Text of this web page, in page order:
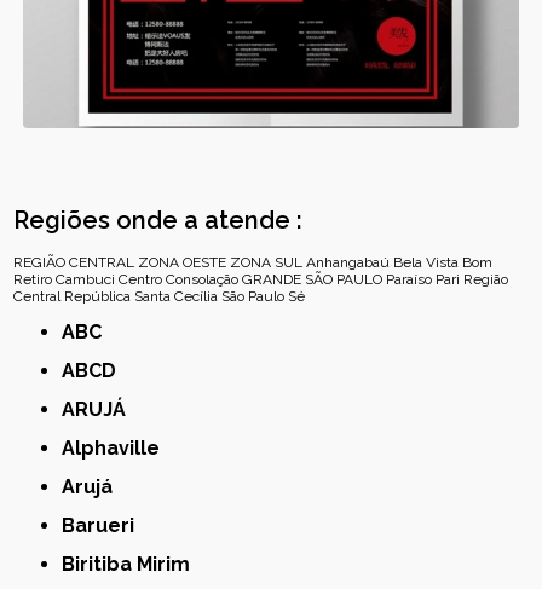
Regiões onde a atende :
REGIÃO CENTRAL ZONA OESTE ZONA SUL Anhangabaú Bela Vista Bom
Retiro Cambuci Centro Consolação GRANDE SÃO PAULO Paraíso Pari Região
Central República Santa Cecília São Paulo Sé
ABC
ABCD
ARUJÁ
Alphaville
Arujá
Barueri
Biritiba Mirim